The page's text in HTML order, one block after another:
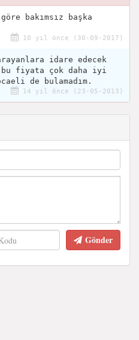
bakımsız başka
10 yıl önce (30-09-2017)
idare edecek
fiyata çok daha iyi
de bulamadım.
14 yıl önce (23-05-2013)
Gönder